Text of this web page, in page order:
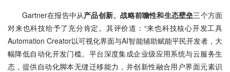
Gartner在报告中从产品创新、战略前瞻性和生态壁垒三个方面
对来也科技给予了充分肯定。其评价道：“来也科技核心开发工具
Automation Creator以可视化界面与AI智能辅助赋能平民开发者，大
幅降低自动化开发门槛。平台深度集成企业级应用系统与云服务生
态，提供自动化脚本无缝迁移能力，并创新性融合用户界面元素识